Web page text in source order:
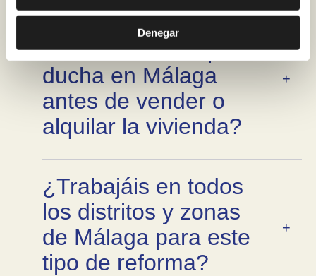
Denegar
¿Merece la pena
cambiar bañera por
ducha en Málaga
antes de vender o
alquilar la vivienda?
¿Trabajáis en todos
los distritos y zonas
de Málaga para este
tipo de reforma?